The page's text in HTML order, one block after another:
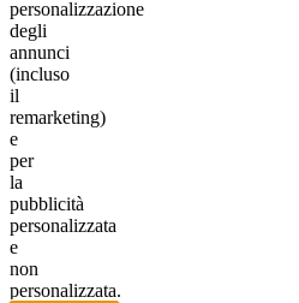
personalizzazione
degli
annunci
(incluso
il
remarketing)
e
per
la
pubblicità
personalizzata
e
non
personalizzata.